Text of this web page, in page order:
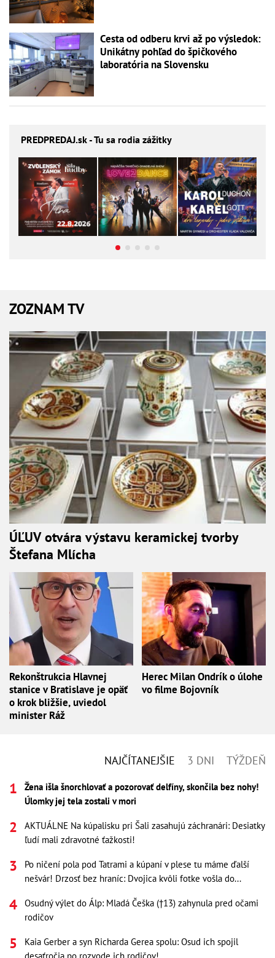
Cesta od odberu krvi až po výsledok:
Unikátny pohľad do špičkového
laboratória na Slovensku
PREDPREDAJ.sk - Tu sa rodia zážitky
ZOZNAM TV
ÚĽUV otvára výstavu keramickej tvorby
Štefana Mlícha
Rekonštrukcia Hlavnej
stanice v Bratislave je opäť
o krok bližšie, uviedol
minister Ráž
Herec Milan Ondrík o úlohe
vo filme Bojovník
NAJČÍTANEJŠIE 3 DNI TÝŽDEŇ
Žena išla šnorchlovať a pozorovať delfíny, skončila bez nohy!
Úlomky jej tela zostali v mori
AKTUÁLNE Na kúpalisku pri Šali zasahujú záchranári: Desiatky
ľudí mali zdravotné ťažkosti!
Po ničení pola pod Tatrami a kúpaní v plese tu máme ďalší
nešvár! Drzosť bez hraníc: Dvojica kvôli fotke vošla do...
Osudný výlet do Álp: Mladá Češka (†13) zahynula pred očami
rodičov
Kaia Gerber a syn Richarda Gerea spolu: Osud ich spojil